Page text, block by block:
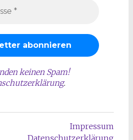
keinen Spam!
.
Impressum
Datenschutzerklärung